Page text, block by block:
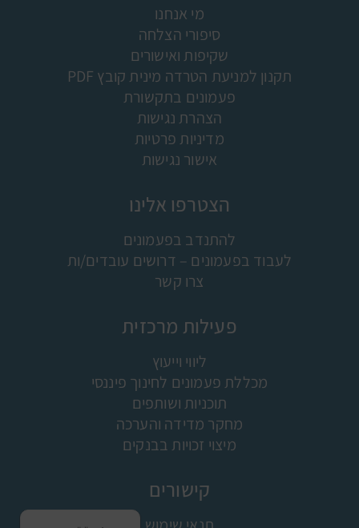
מי אנחנו
סיפורי הצלחה
שקיפות ואישורים
תקנון למניעת הטרדה מינית קובץ PDF
פעמונים בתקשורת
הצהרת נגישות
מדיניות פרטיות
אישור נגישות
הצטרפו אלינו
להתנדב בפעמונים
לעבוד בפעמונים – דרושים עובדים/ות
צרו קשר
פעילות מרכזית
ליווי וייעוץ
מכללת פעמונים לחינוך פיננסי
תוכניות ושותפים
מחקר מדידה והערכה
מיצוי זכויות בבנקים
קישורים